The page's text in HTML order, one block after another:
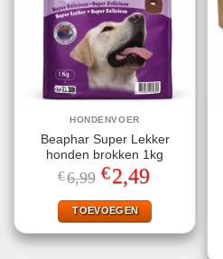
HONDENVOER
Beaphar Super Lekker
honden brokken 1kg
€6,99 Oorspronkelijke
prijs
was:
€6,99.
€2,49
is:
€2,49.
TOEVOEGEN